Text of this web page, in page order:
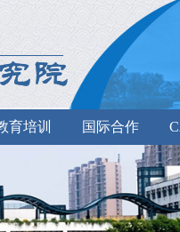
育培训 国际合作